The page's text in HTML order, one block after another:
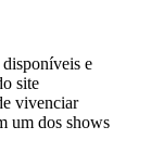
disponíveis e
site
vivenciar
um dos shows